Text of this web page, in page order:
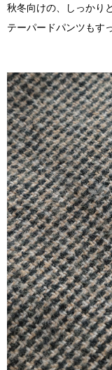
秋冬向けの、しっかり
テーパードパンツもす